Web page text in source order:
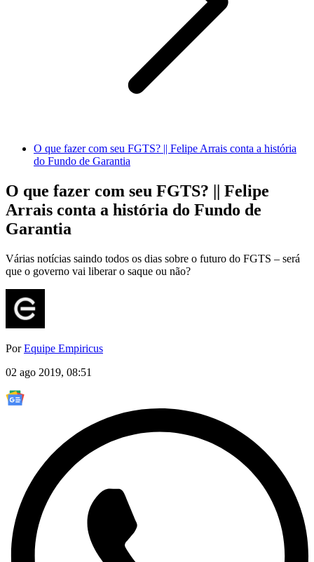
O que fazer com seu FGTS? || Felipe Arrais conta a história
do Fundo de Garantia
O que fazer com seu FGTS? || Felipe
Arrais conta a história do Fundo de
Garantia
Várias notícias saindo todos os dias sobre o futuro do FGTS – será
que o governo vai liberar o saque ou não?
PorEquipe Empiricus
02 ago 2019, 08:51